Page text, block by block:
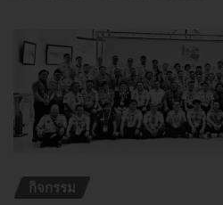
กิจกรรม